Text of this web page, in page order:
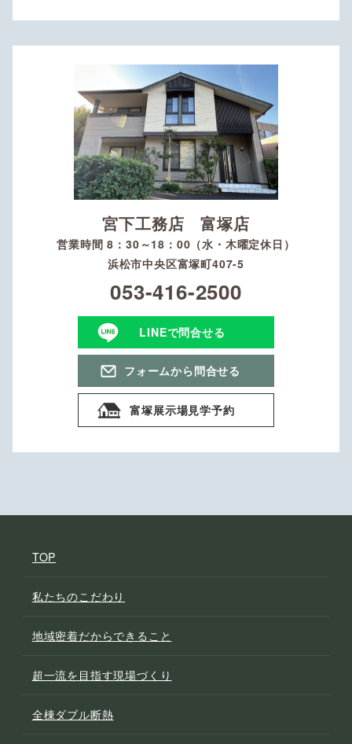
宮下工務店 富塚店
営業時間 8：30～18：00（水・木曜定休日）
浜松市中央区富塚町407-5
053-416-2500
LINEで問合せる
フォームから問合せる
富塚展示場見学予約
TOP
私たちのこだわり
地域密着だからできること
超一流を目指す現場づくり
全棟ダブル断熱